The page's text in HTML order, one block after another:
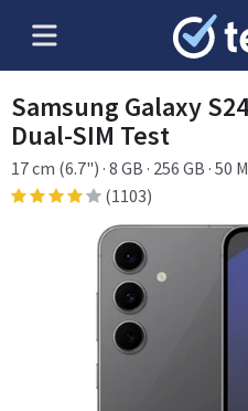
Samsung Galaxy
Dual-SIM Test
17 cm (6.7") · 8 GB · 256 GB · 50
(1103)